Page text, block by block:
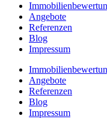
Angebote
Referenzen
Blog
Impressum
Angebote
Referenzen
Blog
Impressum